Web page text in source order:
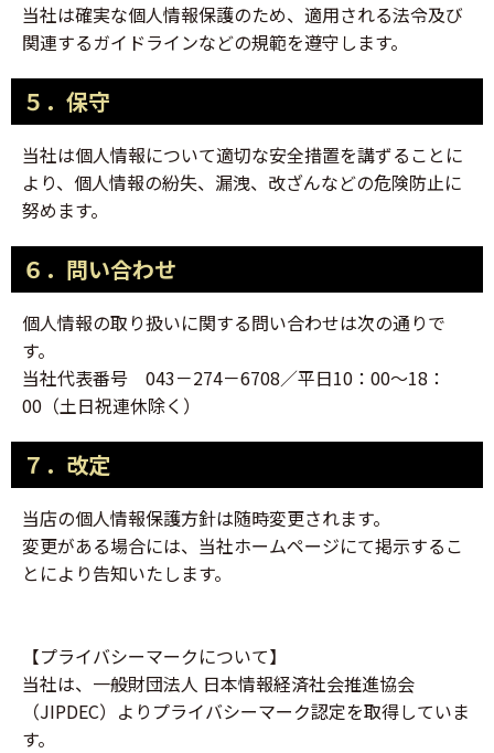
当社は確実な個人情報保護のため、適用される法令及び
関連するガイドラインなどの規範を遵守します。
５．保守
当社は個人情報について適切な安全措置を講ずることに
より、個人情報の紛失、漏洩、改ざんなどの危険防止に
努めます。
６．問い合わせ
個人情報の取り扱いに関する問い合わせは次の通りで
す。
当社代表番号 043－274－6708／平日10：00～18：
00（土日祝連休除く）
７．改定
当店の個人情報保護方針は随時変更されます。
変更がある場合には、当社ホームページにて掲示するこ
とにより告知いたします。
【プライバシーマークについて】
当社は、一般財団法人 日本情報経済社会推進協会
（JIPDEC）よりプライバシーマーク認定を取得していま
す。